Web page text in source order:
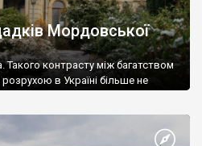
Мордовської
Такого контрасту між багатством
в Україні більше не